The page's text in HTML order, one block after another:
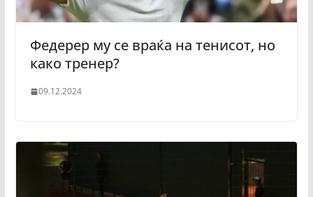
Федерер му се враќа на тенисот, но
како тренер?
09.12.2024